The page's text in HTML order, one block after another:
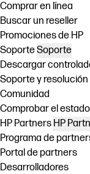
Comprar en línea
Buscar un reseller
Promociones de HP
SoporteSoporte
Descargar
Soporte y
Comunidad
Comprobar el
HP Partners HP
Programa de
Portal de partners
Desarrolladores